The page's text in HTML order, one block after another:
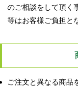
のご相談をして頂く
等はお客様ご負担と
ご注文と異なる商品